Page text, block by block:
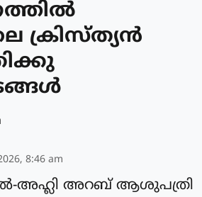
ക്രിസ്ത്യന്‍
8:46 am
അഹ്ലി അറബ് ആശുപത്രി